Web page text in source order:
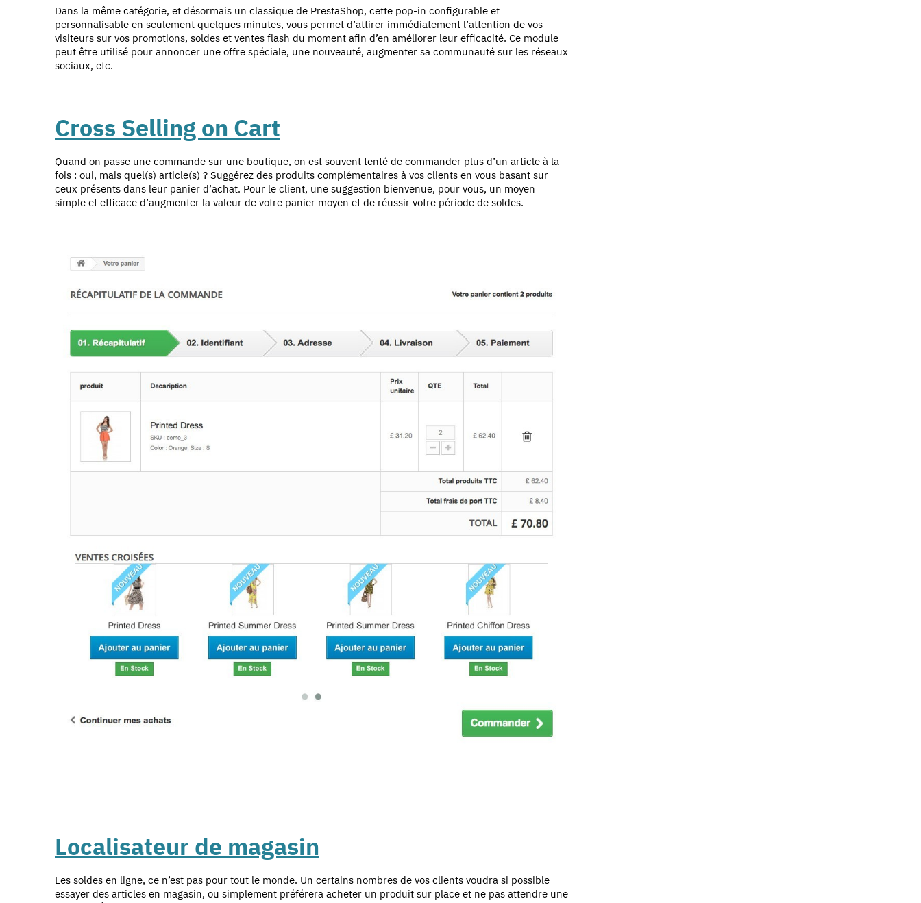
Dans la même catégorie, et désormais un classique de PrestaShop, cette pop-in configurable et
personnalisable en seulement quelques minutes, vous permet d’attirer immédiatement l’attention de vos
visiteurs sur vos promotions, soldes et ventes flash du moment afin d’en améliorer leur efficacité. Ce module
peut être utilisé pour annoncer une offre spéciale, une nouveauté, augmenter sa communauté sur les réseaux
sociaux, etc.
Cross Selling on Cart
Quand on passe une commande sur une boutique, on est souvent tenté de commander plus d’un article à la
fois : oui, mais quel(s) article(s) ? Suggérez des produits complémentaires à vos clients en vous basant sur
ceux présents dans leur panier d’achat. Pour le client, une suggestion bienvenue, pour vous, un moyen
simple et efficace d’augmenter la valeur de votre panier moyen et de réussir votre période de soldes.
Localisateur de magasin
Les soldes en ligne, ce n’est pas pour tout le monde. Un certains nombres de vos clients voudra si possible
essayer des articles en magasin, ou simplement préférera acheter un produit sur place et ne pas attendre une